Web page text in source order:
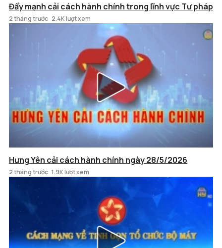
Đẩy mạnh cải cách hành chính trong lĩnh vực Tư pháp
2 tháng trước 2.4K lượt xem
Hưng Yên cải cách hành chính ngày 28/5/2026
2 tháng trước 1.9K lượt xem